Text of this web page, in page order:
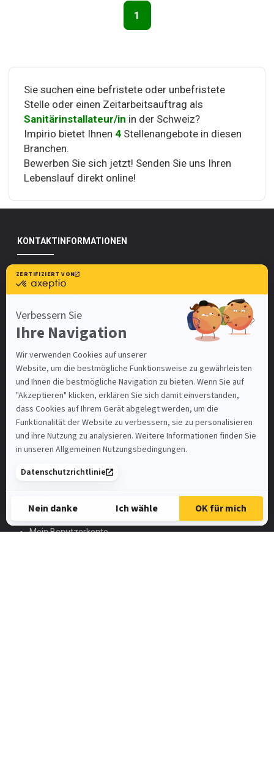
Seitennavigation
1
Sie suchen eine befristete oder unbefristete
Stelle oder einen Zeitarbeitsauftrag als
Sanitärinstallateur/in in der Schweiz?
Impirio bietet Ihnen 4 Stellenangebote in diesen
Branchen.
Bewerben Sie sich jetzt! Senden Sie uns Ihren
Lebenslauf direkt online!
KONTAKTINFORMATIONEN
Impirio AG
Unsere Standorte
Kontakt
info@impirio.ch
Instagram
Linkedin
UNSERE ANGEBOTE UNTER
Zürich
Bern
St. Gallen
Mein Benutzerkonto